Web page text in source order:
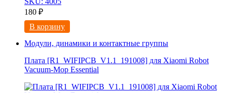
180 ₽
В корзину
Модули, динамики и контактные группы
Плата [R1_WIFIPCB_V1.1_191008] для Xiaomi Robot
Vacuum-Mop Essential